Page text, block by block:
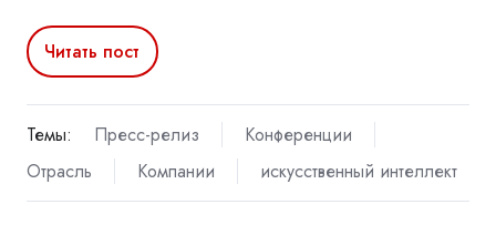
Читать пост
Темы: Пресс-релиз
Конференции
Отрасль
Компании искусственный интеллект